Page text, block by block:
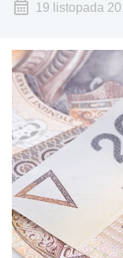
19 listopada